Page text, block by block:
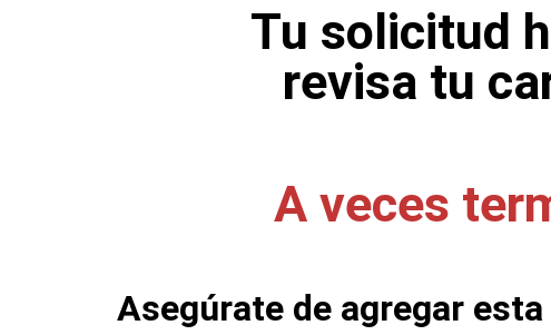
Tu solicitud
revisa tu
A veces
Asegúrate de agregar